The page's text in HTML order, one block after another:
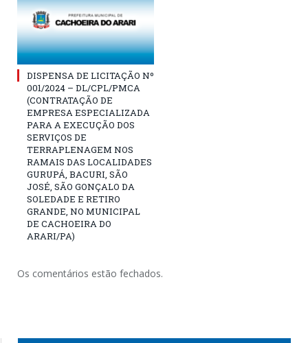
DISPENSA DE LICITAÇÃO Nº
001/2024 – DL/CPL/PMCA
(CONTRATAÇÃO DE
EMPRESA ESPECIALIZADA
PARA A EXECUÇÃO DOS
SERVIÇOS DE
TERRAPLENAGEM NOS
RAMAIS DAS LOCALIDADES
GURUPÁ, BACURI, SÃO
JOSÉ, SÃO GONÇALO DA
SOLEDADE E RETIRO
GRANDE, NO MUNICIPAL
DE CACHOEIRA DO
ARARI/PA)
Os comentários estão fechados.